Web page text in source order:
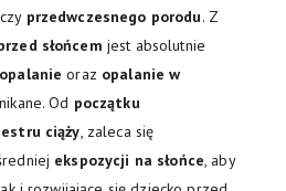
przedwczesnego porodu. Z
słońcem jest absolutnie
oraz opalanie w
Od początku
ciąży, zaleca się
ekspozycji na słońce, aby